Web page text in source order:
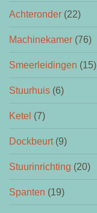
Achteronder (22)
Machinekamer (76)
Smeerleidingen (15)
Stuurhuis (6)
Ketel (7)
Dockbeurt(9)
Stuurinrichting (20)
Spanten (19)